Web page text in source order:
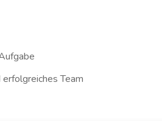
Team